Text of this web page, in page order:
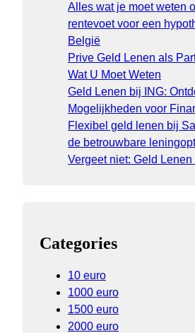
Alles wat je moet weten
rentevoet voor een
België
Prive Geld Lenen als
Wat U Moet Weten
Geld Lenen bij ING:
Mogelijkheden voor
Flexibel geld lenen bij
de betrouwbare
Vergeet niet: Geld
Categories
10 euro
1000 euro
1500 euro
2000 euro